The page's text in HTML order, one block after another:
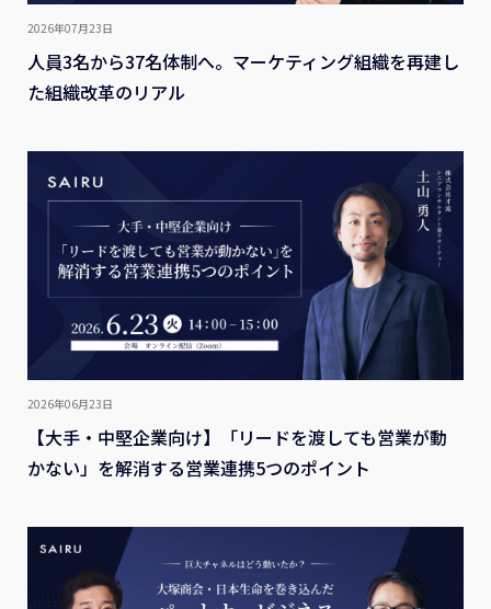
2026年07月23日
人員3名から37名体制へ。マーケティング組織を再建し
た組織改革のリアル
2026年06月23日
【大手・中堅企業向け】「リードを渡しても営業が動
かない」を解消する営業連携5つのポイント